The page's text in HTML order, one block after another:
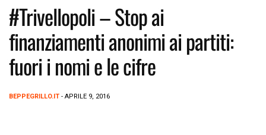
#Trivellopoli – Stop ai
finanziamenti anonimi ai partiti:
fuori i nomi e le cifre
BEPPEGRILLO.IT - APRILE 9, 2016